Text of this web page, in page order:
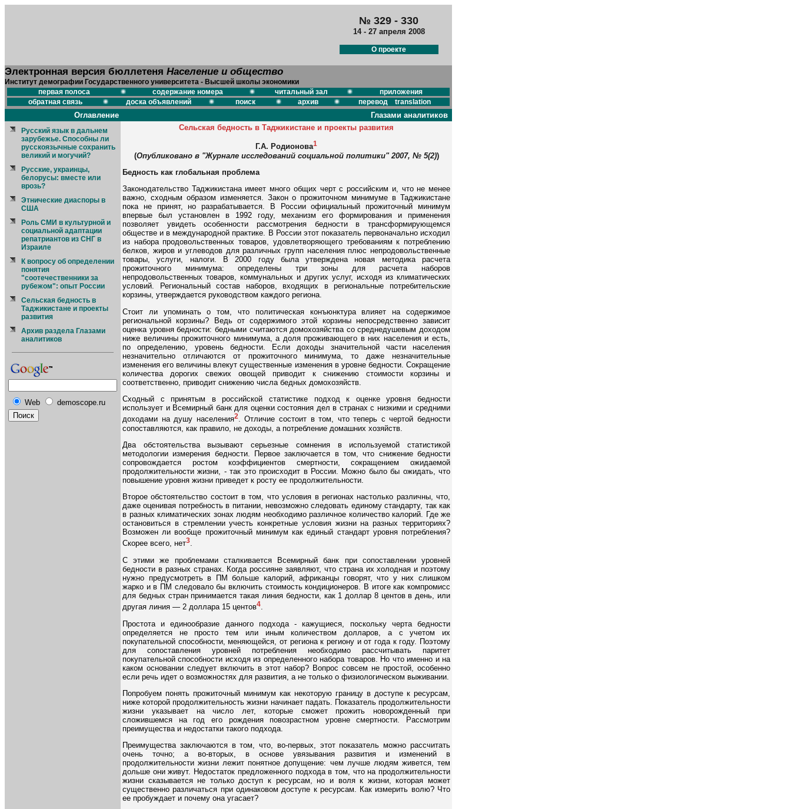
№ 329 - 330
14 - 27 апреля 2008
О проекте
Электронная версия бюллетеня Население и общество
Институт демографии Государственного университета - Высшей школы экономики
первая полоса
содержание номера читальный зал
приложения
обратная связь
доска объявлений поиск архив перевод translation
Оглавление Глазами аналитиков
Русский язык в дальнем
зарубежье. Способны ли
русскоязычные сохранить
великий и могучий?
Русские, украинцы,
белорусы: вместе или
врозь?
Этнические диаспоры в
США
Роль СМИ в культурной и
социальной адаптации
репатриантов из СНГ в
Израиле
К вопросу об определении
понятия
"соотечественники за
рубежом": опыт России
Сельская бедность в
Таджикистане и проекты
развития
Архив раздела Глазами
аналитиков
Web demoscope.ru
Сельская бедность в Таджикистане и проекты развития
Г.А. Родионова1
(Опубликовано в "Журнале исследований социальной политики" 2007, № 5(2))
Бедность как глобальная проблема
Законодательство Таджикистана имеет много общих черт с российским и, что не менее
важно, сходным образом изменяется. Закон о прожиточном минимуме в Таджикистане
пока не принят, но разрабатывается. В России официальный прожиточный минимум
впервые был установлен в 1992 году, механизм его формирования и применения
позволяет увидеть особенности рассмотрения бедности в трансформирующемся
обществе и в международной практике. В России этот показатель первоначально исходил
из набора продовольственных товаров, удовлетворяющего требованиям к потреблению
белков, жиров и углеводов для различных групп населения плюс непродовольственные
товары, услуги, налоги. В 2000 году была утверждена новая методика расчета
прожиточного минимума: определены три зоны для расчета наборов
непродовольственных товаров, коммунальных и других услуг, исходя из климатических
условий. Региональный состав наборов, входящих в региональные потребительские
корзины, утверждается руководством каждого региона.
Стоит ли упоминать о том, что политическая конъюнктура влияет на содержимое
региональной корзины? Ведь от содержимого этой корзины непосредственно зависит
оценка уровня бедности: бедными считаются домохозяйства со среднедушевым доходом
ниже величины прожиточного минимума, а доля проживающего в них населения и есть,
по определению, уровень бедности. Если доходы значительной части населения
незначительно отличаются от прожиточного минимума, то даже незначительные
изменения его величины влекут существенные изменения в уровне бедности. Сокращение
количества дорогих свежих овощей приводит к снижению стоимости корзины и
соответственно, приводит снижению числа бедных домохозяйств.
Сходный с принятым в российской статистике подход к оценке уровня бедности
использует и Всемирный банк для оценки состояния дел в странах с низкими и средними
доходами на душу населения2. Отличие состоит в том, что теперь с чертой бедности
сопоставляются, как правило, не доходы, а потребление домашних хозяйств.
Два обстоятельства вызывают серьезные сомнения в используемой статистикой
методологии измерения бедности. Первое заключается в том, что снижение бедности
сопровождается ростом коэффициентов смертности, сокращением ожидаемой
продолжительности жизни, - так это происходит в России. Можно было бы ожидать, что
повышение уровня жизни приведет к росту ее продолжительности.
Второе обстоятельство состоит в том, что условия в регионах настолько различны, что,
даже оценивая потребность в питании, невозможно следовать единому стандарту, так как
в разных климатических зонах людям необходимо различное количество калорий. Где же
остановиться в стремлении учесть конкретные условия жизни на разных территориях?
Возможен ли вообще прожиточный минимум как единый стандарт уровня потребления?
Скорее всего, нет3.
С этими же проблемами сталкивается Всемирный банк при сопоставлении уровней
бедности в разных странах. Когда россияне заявляют, что страна их холодная и поэтому
нужно предусмотреть в ПМ больше калорий, африканцы говорят, что у них слишком
жарко и в ПМ следовало бы включить стоимость кондиционеров. В итоге как компромисс
для бедных стран принимается такая линия бедности, как 1 доллар 8 центов в день, или
другая линия — 2 доллара 15 центов4.
Простота и единообразие данного подхода - кажущиеся, поскольку черта бедности
определяется не просто тем или иным количеством долларов, а с учетом их
покупательной способности, меняющейся, от региона к региону и от года к году. Поэтому
для сопоставления уровней потребления необходимо рассчитывать паритет
покупательной способности исходя из определенного набора товаров. Но что именно и на
каком основании следует включить в этот набор? Вопрос совсем не простой, особенно
если речь идет о возможностях для развития, а не только о физиологическом выживании.
Попробуем понять прожиточный минимум как некоторую границу в доступе к ресурсам,
ниже которой продолжительность жизни начинает падать. Показатель продолжительности
жизни указывает на число лет, которые сможет прожить новорожденный при
сложившемся на год его рождения повозрастном уровне смертности. Рассмотрим
преимущества и недостатки такого подхода.
Преимущества заключаются в том, что, во-первых, этот показатель можно рассчитать
очень точно; а во-вторых, в основе увязывания развития и изменений в
продолжительности жизни лежит понятное допущение: чем лучше людям живется, тем
дольше они живут. Недостаток предложенного подхода в том, что на продолжительности
жизни сказывается не только доступ к ресурсам, но и воля к жизни, которая может
существенно различаться при одинаковом доступе к ресурсам. Как измерить волю? Что
ее пробуждает и почему она угасает?